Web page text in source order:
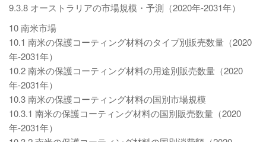
9.3.8 オーストラリアの市場規模・予測（2020年-2031年）
10 南米市場
10.1 南米の保護コーティング材料のタイプ別販売数量（2020
年-2031年）
10.2 南米の保護コーティング材料の用途別販売数量（2020
年-2031年）
10.3 南米の保護コーティング材料の国別市場規模
10.3.1 南米の保護コーティング材料の国別販売数量（2020
年-2031年）